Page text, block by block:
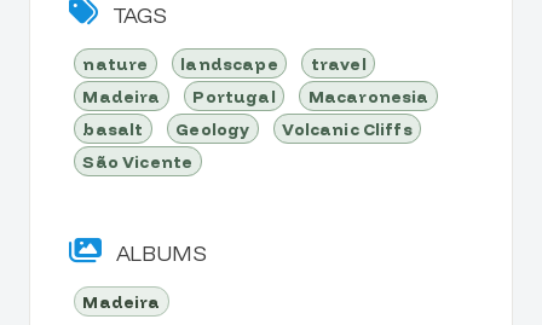
TAGS
nature landscape
travel
Madeira
Portugal
Macaronesia
basalt
Geology
Volcanic Cliffs
São Vicente
ALBUMS
Madeira